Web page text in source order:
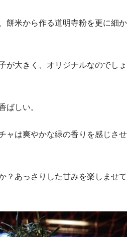
餅米から作る道明寺粉を更に細か
が大きく、オリジナルなのでしょ
ばしい。
ャは爽やかな緑の香りを感じさせ
？あっさりした甘みを楽しませて